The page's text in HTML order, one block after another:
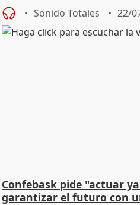
Sonido Totales 22/
Confebask pide "actuar
garantizar el futuro con